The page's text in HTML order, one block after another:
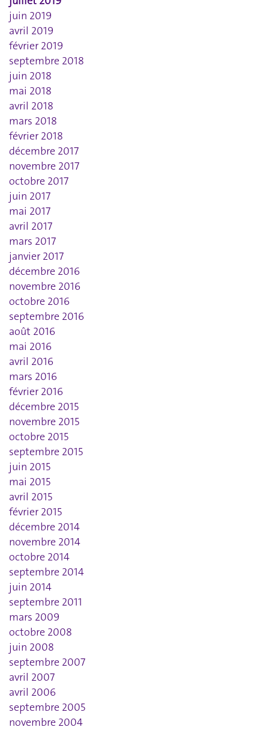
juin 2019
avril 2019
février 2019
septembre 2018
juin 2018
mai 2018
avril 2018
mars 2018
février 2018
décembre 2017
novembre 2017
octobre 2017
juin 2017
mai 2017
avril 2017
mars 2017
janvier 2017
décembre 2016
novembre 2016
octobre 2016
septembre 2016
août 2016
mai 2016
avril 2016
mars 2016
février 2016
décembre 2015
novembre 2015
octobre 2015
septembre 2015
juin 2015
mai 2015
avril 2015
février 2015
décembre 2014
novembre 2014
octobre 2014
septembre 2014
juin 2014
septembre 2011
mars 2009
octobre 2008
juin 2008
septembre 2007
avril 2007
avril 2006
septembre 2005
novembre 2004